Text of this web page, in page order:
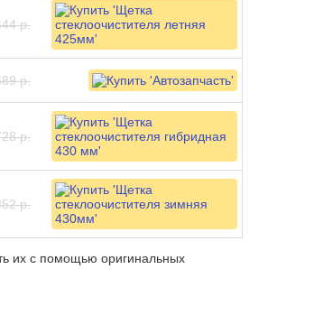
р.
р.
р.
р.
их с помощью оригинальных